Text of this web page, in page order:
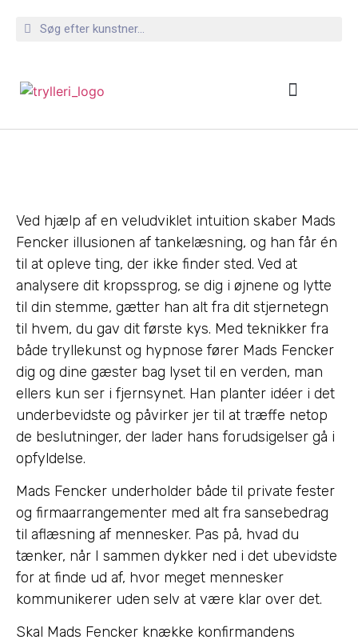
Ved hjælp af en veludviklet intuition skaber Mads
Fencker illusionen af tankelæsning, og han får én
til at opleve ting, der ikke finder sted. Ved at
analysere dit kropssprog, se dig i øjnene og lytte
til din stemme, gætter han alt fra dit stjernetegn
til hvem, du gav dit første kys. Med teknikker fra
både tryllekunst og hypnose fører Mads Fencker
dig og dine gæster bag lyset til en verden, man
ellers kun ser i fjernsynet. Han planter idéer i det
underbevidste og påvirker jer til at træffe netop
de beslutninger, der lader hans forudsigelser gå i
opfyldelse.
Mads Fencker underholder både til private fester
og firmaarrangementer med alt fra sansebedrag
til aflæsning af mennesker. Pas på, hvad du
tænker, når I sammen dykker ned i det ubevidste
for at finde ud af, hvor meget mennesker
kommunikerer uden selv at være klar over det.
Skal Mads Fencker knække konfirmandens